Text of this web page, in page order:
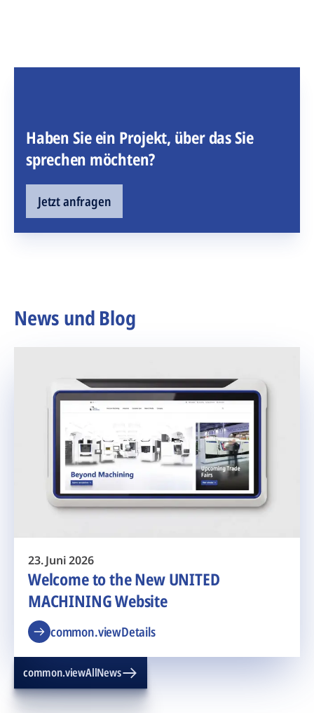
Haben Sie ein Projekt, über das Sie
sprechen möchten?
Jetzt anfragen
News und Blog
23. Juni 2026
Welcome to the New UNITED
MACHINING Website
common.viewDetails
common.viewAllNews